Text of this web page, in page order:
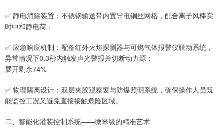
✅ 静电消除装置：不锈钢输送带内置导电铜丝网格，配合离子风棒实
时中和静电荷；
✅ 应急响应机制：配备红外火焰探测器与可燃气体报警仪联动系统，
异常情况下0.3秒内触发声光警报并切断动力源；
展开剩余74%
✅ 物理隔离设计：双层夹胶观察窗与防爆照明系统，确保操作人员既
能监控工况又避免直接接触危险区域。
二、智能化灌装控制系统——微米级的精准艺术